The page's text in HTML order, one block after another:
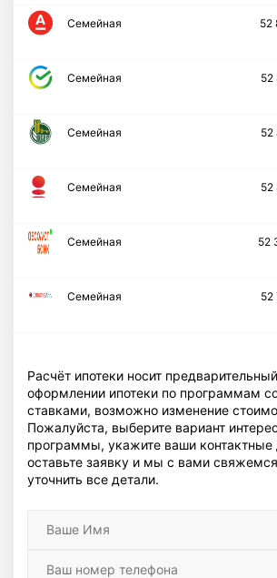
Семейная 52
Семейная 52
Семейная 52
Семейная 52
Cемейная 52
Семейная 52
Расчёт ипотеки носит
оформлении ипотеки по программам
ставками, возможно изменение
Пожалуйста, выберите вариант
программы, укажите ваши контактные
оставьте заявку и мы с вами
уточнить все детали.